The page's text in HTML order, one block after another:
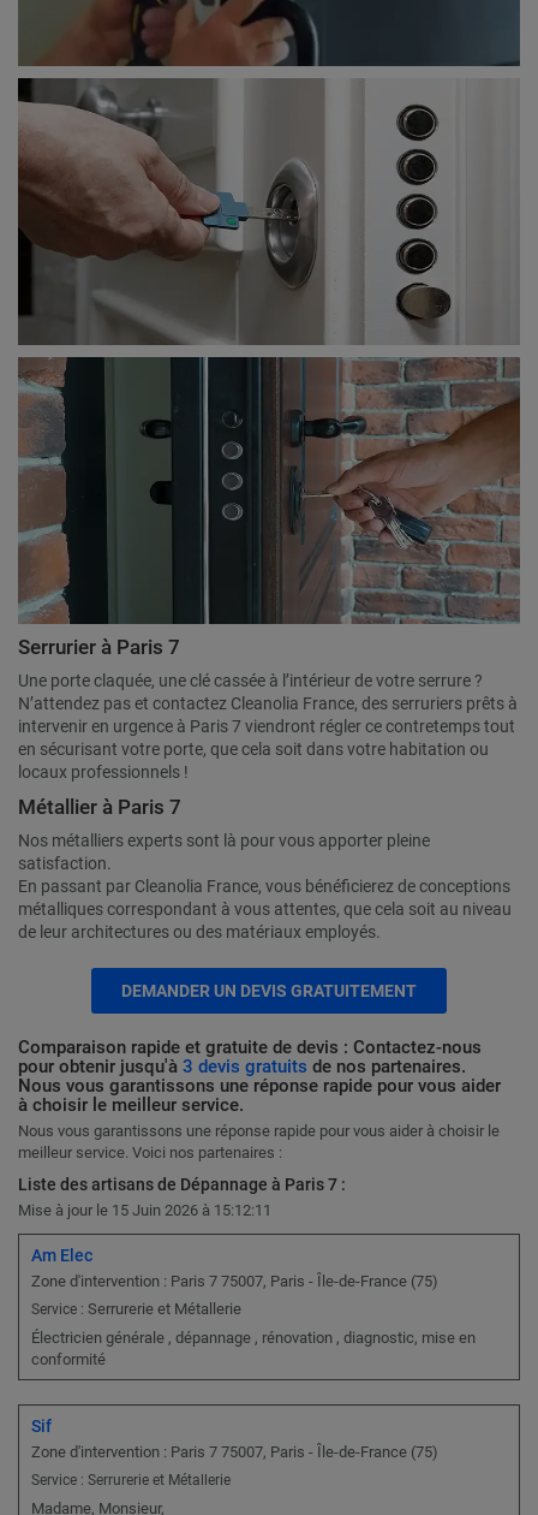
Serrurier à Paris 7
Une porte claquée, une clé cassée à l’intérieur de votre serrure ?
N’attendez pas et contactez Cleanolia France, des serruriers prêts à
intervenir en urgence à Paris 7 viendront régler ce contretemps tout
en sécurisant votre porte, que cela soit dans votre habitation ou
locaux professionnels !
Métallier à Paris 7
Nos métalliers experts sont là pour vous apporter pleine
satisfaction.
En passant par Cleanolia France, vous bénéficierez de conceptions
métalliques correspondant à vous attentes, que cela soit au niveau
de leur architectures ou des matériaux employés.
DEMANDER UN DEVIS GRATUITEMENT
Comparaison rapide et gratuite de devis : Contactez-nous
pour obtenir jusqu'à 3 devis gratuits de nos partenaires.
Nous vous garantissons une réponse rapide pour vous aider
à choisir le meilleur service.
Nous vous garantissons une réponse rapide pour vous aider à choisir le
meilleur service. Voici nos partenaires :
Liste des artisans de Dépannage à Paris 7 :
Mise à jour le 15 Juin 2026 à 15:12:11
Am Elec
Zone d'intervention : Paris 7 75007, Paris - Île-de-France (75)
Service : Serrurerie et Métallerie
Électricien générale , dépannage , rénovation , diagnostic, mise en
conformité
Sif
Zone d'intervention : Paris 7 75007, Paris - Île-de-France (75)
Service : Serrurerie et Métallerie
Madame, Monsieur,